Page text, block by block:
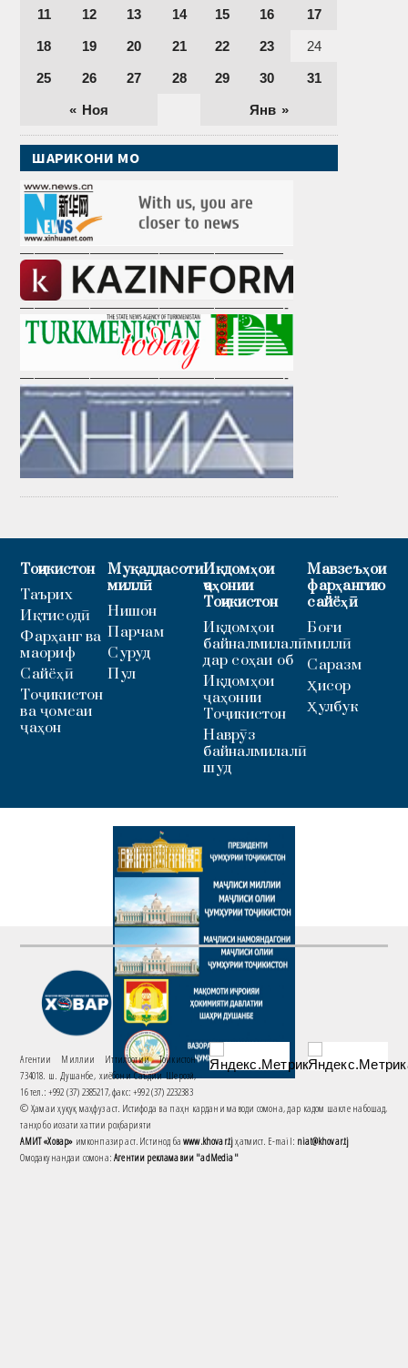
« Ноя Янв »
11 12 13 14 15 16 17
18 19 20 21 22 23 24
25 26 27 28 29 30 31
ШАРИКОНИ МО
———————————————————
———————————————————-
———————————————————-
Тоҷикистон
Таърих
Иқтисодӣ
Фарҳанг ва
маориф
Сайёҳӣ
Тоҷикистон
ва ҷомеаи
ҷаҳон
Муқаддасоти
миллӣ
Нишон
Парчам
Суруд
Пул
Иқдомҳои
ҷаҳонии
Тоҷикистон
Иқдомҳои
байналмилалӣ
дар соҳаи об
Иқдомҳои
ҷаҳонии
Тоҷикистон
Наврӯз
байналмилалӣ
шуд
Мавзеъҳои
фарҳангию
сайёҳӣ
Боғи
миллӣ
Саразм
Ҳисор
Ҳулбук
Агентии Миллии Иттилоотии Тоҷикистон
734018. ш. Душанбе, хиёбони Саъдии Шерозӣ,
16 тел.: +992 (37) 2385217, факс: +992 (37) 2232383
© Ҳамаи ҳуқуқ маҳфуз аст. Истифода ва паҳн кардани маводи сомона, дар кадом шакле набошад,
танҳо бо иҷозати хаттии роҳбарияти
АМИТ «Ховар» имконпазир аст. Истинод баwww.khovar.tjҳатмист. E-mail: niat@khovar.tj
Омодакунандаи сомона:Агентии рекламавии "adMedia"